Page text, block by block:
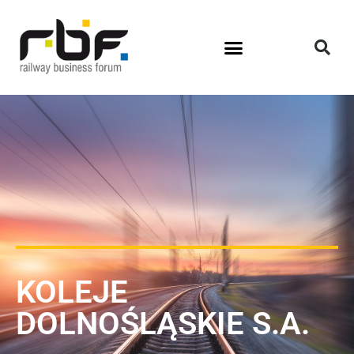
KOLEJE
DOLNOŚLĄSKIE S.A.